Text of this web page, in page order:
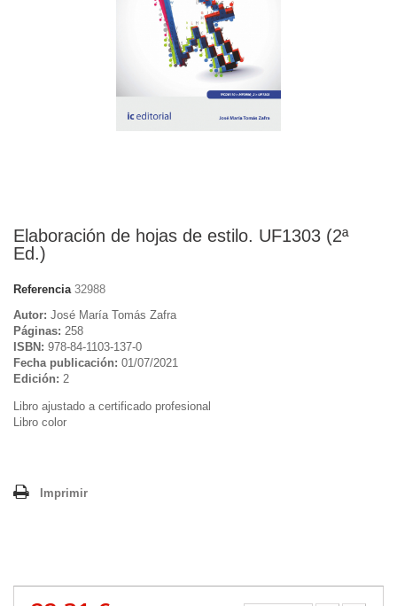
Elaboración de hojas de estilo. UF1303 (2ª
Ed.)
Referencia 32988
Autor: José María Tomás Zafra
Páginas: 258
ISBN: 978-84-1103-137-0
Fecha publicación: 01/07/2021
Edición: 2
Libro ajustado a certificado profesional
Libro color
Imprimir